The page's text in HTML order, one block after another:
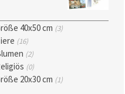
40x50 cm (3)
(16)
(2)
(0)
20x30 cm (1)